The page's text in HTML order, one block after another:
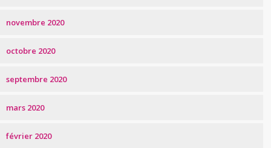
novembre 2020
octobre 2020
septembre 2020
mars 2020
février 2020